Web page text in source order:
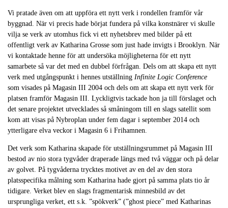
Vi pratade även om att uppföra ett nytt verk i rondellen framför vår
byggnad. När vi precis hade börjat fundera på vilka konstnärer vi skulle
vilja se verk av utomhus fick vi ett nyhetsbrev med bilder på ett
offentligt verk av Katharina Grosse som just hade invigts i Brooklyn. När
vi kontaktade henne för att undersöka möjligheterna för ett nytt
samarbete så var det med en dubbel förfrågan. Dels om att skapa ett nytt
verk med utgångspunkt i hennes utställning Infinite Logic Conference
som visades på Magasin III 2004 och dels om att skapa ett nytt verk för
platsen framför Magasin III. Lyckligtvis tackade hon ja till förslaget och
det senare projektet utvecklades så småningom till en slags satellit som
kom att visas på Nybroplan under fem dagar i september 2014 och
ytterligare elva veckor i Magasin 6 i Frihamnen.
Det verk som Katharina skapade för utställningsrummet på Magasin III
bestod av nio stora tygvåder draperade längs med två väggar och på delar
av golvet. På tygvåderna trycktes motivet av en del av den stora
platsspecifika målning som Katharina hade gjort på samma plats tio år
tidigare. Verket blev en slags fragmentarisk minnesbild av det
ursprungliga verket, ett s.k. ”spökverk” (”ghost piece” med Katharinas